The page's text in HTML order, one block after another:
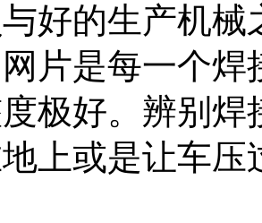
好的生产机
片是每一个
极好。辨别
上或是让车